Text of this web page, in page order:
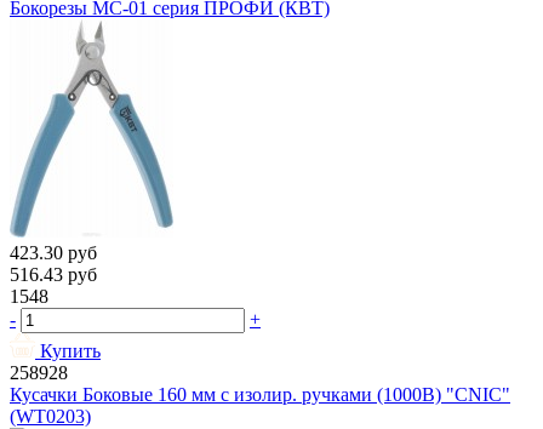
Бокорезы MC-01 серия ПРОФИ (КВТ)
423.30 руб
516.43 руб
1548
-
+
Купить
258928
Кусачки Боковые 160 мм с изолир. ручками (1000В) "CNIC"
(WT0203)